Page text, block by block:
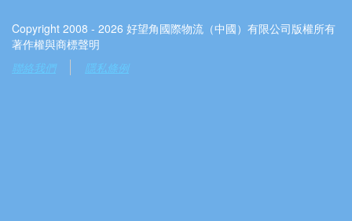
Copyright 2008 - 2026 好望角國際物流（中國）有限公司版權所有
著作權與商標聲明
聯絡我們
隱私條例